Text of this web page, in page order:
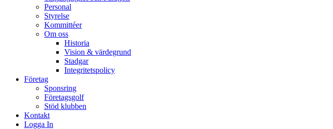
Personal
Styrelse
Kommittéer
Om oss
Historia
Vision & värdegrund
Stadgar
Integritetspolicy
Företag
Sponsring
Företagsgolf
Stöd klubben
Kontakt
Logga In